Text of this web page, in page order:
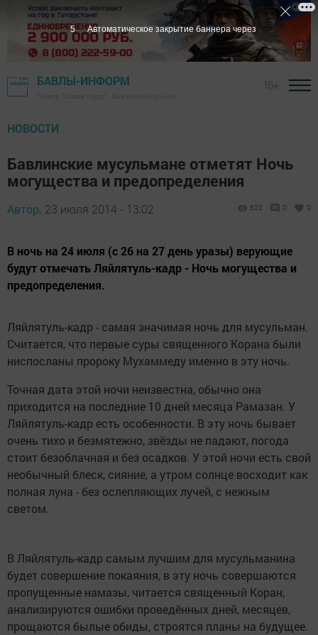
БАВЛЫ-ИНФОРМ
НОВОСТИ
Бавлинские мусульмане отметят Ночь
могущества и предопределения
Автор, 23 июля 2014 - 13:02 622 0 0
В ночь на 24 июля (с 26 на 27 день уразы) верующие
будут отмечать Ляйлятуль-кадр - Ночь могущества и
предопределения.
Ляйлятуль-кадр - самая значимая ночь для мусульман.
Считается, что первые суры священного Корана были
ниспосланы пророку Мухаммеду именно в эту ночь.
Точная дата этой ночи неизвестна, обычно она
приходится на последние 10 дней месяца Рамазан. У
Ляйлятуль-кадр есть особенности. В эту ночь бывает
очень тихо и безмятежно, звёзды не падают, погода
стоит безоблачная и без осадков. У этой ночи есть свой
необычный блеск, сияние, а утром солнце восходит как
полная луна - без ослепляющих лучей, с нежным
светом.
В Ляйлятуль-кадр самым лучшим для мусульманина
будет совершение покаяния, в эту ночь совершаются
пропущенные намазы, читается священный Коран,
анализируются ошибки проведённых дней, месяцев,
прощаются былые обиды, строятся планы на будущее.
5 Автоматическое закрытие баннера через